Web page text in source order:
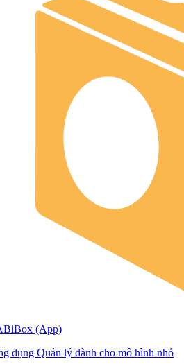
(App)
dụng Quản lý dành cho mô hình nhỏ